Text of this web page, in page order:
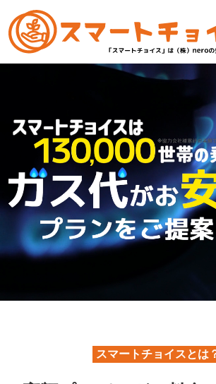
スマートチョイスとは